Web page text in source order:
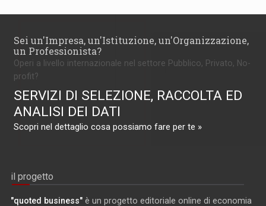
Sei un'Impresa, un'Istituzione, un'Organizzazione,
un Professionista?
Operi a livello internazionale nel settore Pubblico, Privato, No-
profit?
SERVIZI DI SELEZIONE, RACCOLTA ED
ANALISI DEI DATI
Scopri nel dettaglio cosa possiamo fare per te »
il progetto
"quoted business" è un progetto editoriale online di economia